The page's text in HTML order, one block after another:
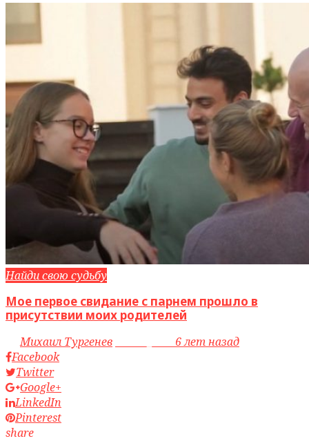
Найди свою судьбу
Мое первое свидание с парнем прошло в
присутствии моих родителей
byМихаил Тургенев
6 лет назад
Facebook
Twitter
Google+
LinkedIn
Pinterest
share